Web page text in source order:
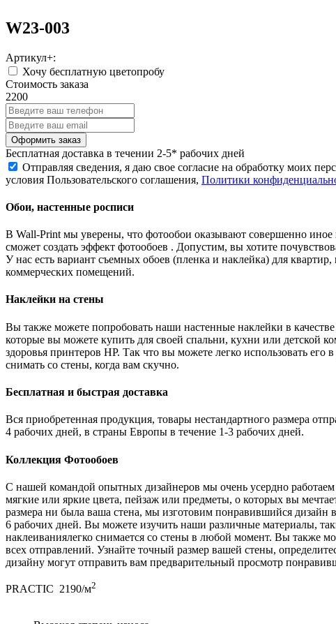
W23-003
Артикул+:
Хочу бесплатную цветопробу
Стоимость заказа
2200
Бесплатная доставка в течении 2-5* рабочих дней
Отправляя сведения, я даю свое согласие на обработку моих
условия Пользовательского соглашения, Политики
Обои, настенные росписи
В Wall-Print мы уверены, что фотообои оказывают совершенно
сможет создать эффект фотообоев . Допустим, вы хотите
У нас есть вариант съемных обоев (пленка и наклейка) для
коммерческих помещений.
Наклейки на стены
Вы также можете попробовать наши настенные наклейки в
которые вы можете купить для своей спальни, кухни или детской
здоровья принтеров HP. Так что вы можете легко использовать
снимать со стены, когда вам скучно.
Бесплатная и быстрая доставка
Вся приобретенная продукция, товары нестандартного размера
4 рабочих дней, в страны Европы в течение 1-3 рабочих дней.
Коллекция Фотообоев
С нашей командой опытных дизайнеров мы очень усердно
мягкие или яркие цвета, пейзаж или предметы, о которых вы
размера ни была ваша стена, мы изготовим понравившийся дизайн
6 рабочих дней. Вы можете изучить наши различные материалы,
наклеиваниялегко снимается со стены в любой момент. Вы также
всех отправлений. Узнайте точный размер вашей стены,
дизайну могут отправить вам предварительный просмотр
PRACTIC 2190/м2